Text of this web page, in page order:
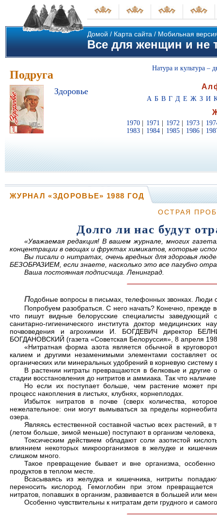
Домой / Карта сайта / Мобильная
Все для женщин и не
Подруга
Здоровье
Натура и культура –
А Б В Г Д Е Ж З И
1970| 1971 1972| 1973|
1983| 1984| 1985| 1986|
ЖУРНАЛ «ЗДОРОВЬЕ» 1988 ГОД
ОСТРАЯ
Долго ли нас будут
«Уважаемая редакция! В вашем журнале, многих
концентрации в овощах и фруктах химикатов, которые
Вы писали о нитратах, очень вредных для здоровья
БЕЗОБРАЗИЕМ, если знаете, насколько это все пагубно
Ваша постоянная подписчица. Ленинград.
Подобные вопросы в письмах, телефонных звонках. Люди
Попробуем разобраться. С него начать? Конечно, прежде
что пишут видные белорусские специалисты заведующий
санитарно-гигиенического института доктор
почвоведения и агрохимии И. БОГДЕВИЧ директор
БОГДАНОВСКИЙ (газета «Советская Белоруссия», 8 апреля
«Нитратная форма азота является обычной в
калием и другими незаменимыми элементами составляет
органических или минеральных удобрений в корневую
В растении нитраты превращаются в белковые и другие
стадии восстановления до нитритов и аммиака. Так что
Но если их поступает больше, чем растение может
процесс накопления в листьях, клубнях, корнеплодах.
Избыток нитратов в почве (сверх количества,
нежелательное: они могут вымываться за пределы
озера.
Являясь естественной составной частью всех растений,
(летом больше, зимой меньше) поступают в организм
Токсическим действием обладают соли азотистой
влиянием некоторых микроорганизмов в желудке и
слишком много.
Такое превращение бывает и вне организма,
продуктов в теплом месте.
Всасываясь из желудка и кишечника, нитриты
переносить кислород. Гемоглобин при этом
нитратов, попавших в организм, развивается в большей или
Особенно чувствительны к нитратам дети грудного и